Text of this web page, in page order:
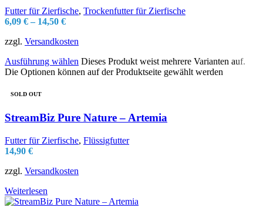
Futter für Zierfische, Trockenfutter für Zierfische
6,09 €– 14,50 €
zzgl. Versandkosten
Ausführung wählen Dieses Produkt weist mehrere Varianten auf.
Die Optionen können auf der Produktseite gewählt werden
SOLD OUT
StreamBiz Pure Nature – Artemia
Futter für Zierfische, Flüssigfutter
14,90 €
zzgl. Versandkosten
Weiterlesen